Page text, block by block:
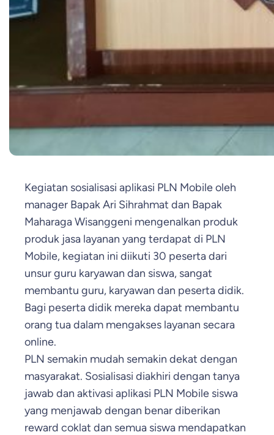
Kegiatan sosialisasi aplikasi PLN Mobile oleh
manager Bapak Ari Sihrahmat dan Bapak
Maharaga Wisanggeni mengenalkan produk
produk jasa layanan yang terdapat di PLN
Mobile, kegiatan ini diikuti 30 peserta dari
unsur guru karyawan dan siswa, sangat
membantu guru, karyawan dan peserta didik.
Bagi peserta didik mereka dapat membantu
orang tua dalam mengakses layanan secara
online.
PLN semakin mudah semakin dekat dengan
masyarakat. Sosialisasi diakhiri dengan tanya
jawab dan aktivasi aplikasi PLN Mobile siswa
yang menjawab dengan benar diberikan
reward coklat dan semua siswa mendapatkan